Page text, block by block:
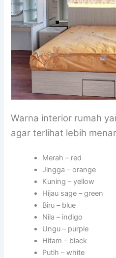
Warna interior rumah
agar terlihat lebih
Merah – red
Jingga – orange
Kuning – yellow
Hijau sage – green
Biru – blue
Nila – indigo
Ungu – purple
Hitam – black
Putih – white